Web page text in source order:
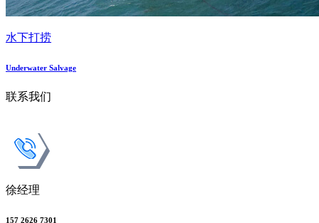
水下打捞
Underwater Salvage
联系我们
徐经理
157 2626 7301